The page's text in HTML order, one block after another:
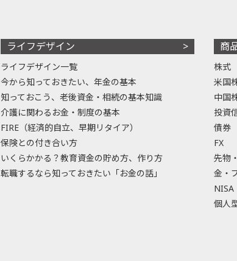
ライフデザイン
ライフデザイン一覧
今から知っておきたい、年金の基本
知っておこう、老後資金・相続の基本知識
介護に関わるお金・制度の基本
FIRE（経済的自立、早期リタイア）
保険との付き合い方
いくらかかる？教育資金の貯め方、作り方
転職するなら知っておきたい「お金の話」
商
株式
米国
中国
投資
債券
FX
先物
金・
NISA
個人